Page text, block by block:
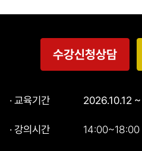
수강신청상담
· 교육기간 2026.10.12
· 강의시간 14:00~18:00